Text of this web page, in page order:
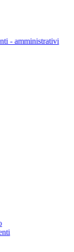
- amministrativi